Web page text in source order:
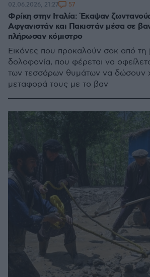
Φρίκη στην Ιταλία: Έκαψαν
Αφγανιστάν και Πακιστάν μέσα σε
πλήρωσαν κόμιστρο
Εικόνες που προκαλούν σοκ από
δολοφονία, που φέρεται να
των τεσσάρων θυμάτων να δώσουν
μεταφορά τους με το βαν
02.06.2026, 21:27 57